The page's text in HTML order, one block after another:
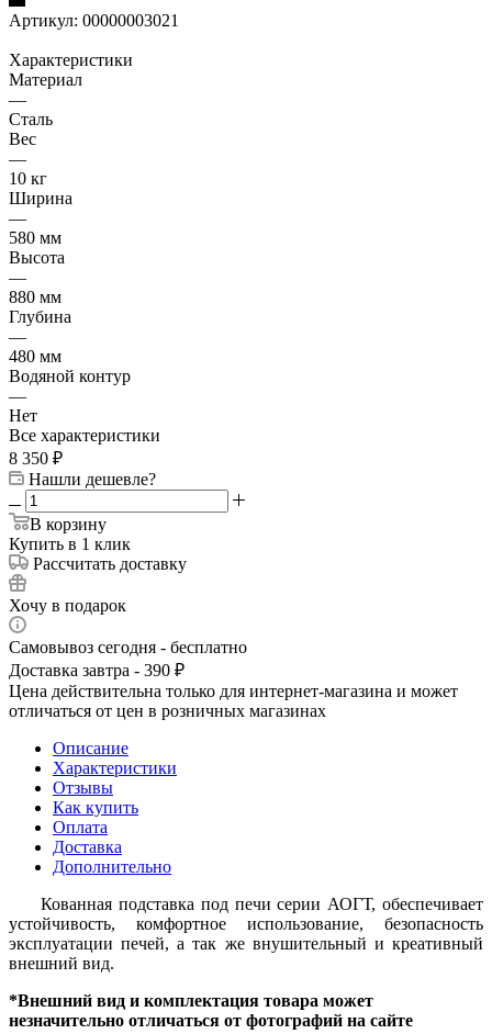
Артикул: 00000003021
Характеристики
Материал
—
Сталь
Вес
—
10 кг
Ширина
—
580 мм
Высота
—
880 мм
Глубина
—
480 мм
Водяной контур
—
Нет
Все характеристики
8 350 ₽
Нашли дешевле?
В корзину
Купить в 1 клик
Рассчитать доставку
Хочу в подарок
Самовывоз сегодня - бесплатно
Доставка завтра - 390 ₽
Цена действительна только для интернет-магазина и может
отличаться от цен в розничных магазинах
Описание
Характеристики
Отзывы
Как купить
Оплата
Доставка
Дополнительно
Кованная подставка под печи серии АОГТ, обеспечивает
устойчивость, комфортное использование, безопасность
эксплуатации печей, а так же внушительный и креативный
внешний вид.
*Внешний вид и комплектация товара может
незначительно отличаться от фотографий на сайте